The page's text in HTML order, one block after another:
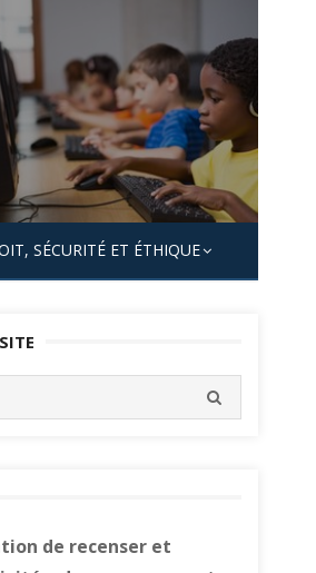
SÉCURITÉ ET ÉTHIQUE
de recenser et